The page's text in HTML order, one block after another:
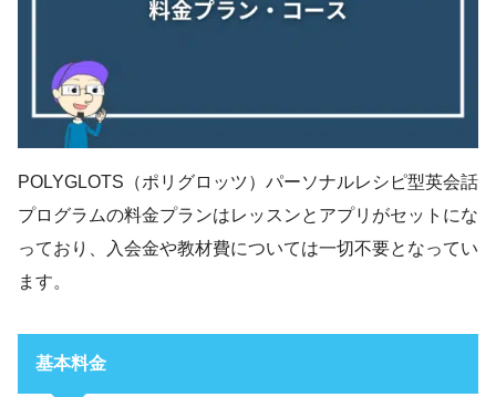
POLYGLOTS（ポリグロッツ）パーソナルレシピ型英会話
プログラムの料金プランはレッスンとアプリがセットにな
っており、入会金や教材費については一切不要となってい
ます。
基本料金